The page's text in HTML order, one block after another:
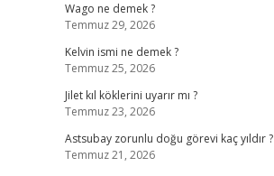
Wago ne demek ?
Temmuz 29, 2026
Kelvin ismi ne demek ?
Temmuz 25, 2026
Jilet kıl köklerini uyarır mı ?
Temmuz 23, 2026
Astsubay zorunlu doğu görevi kaç yıldır ?
Temmuz 21, 2026